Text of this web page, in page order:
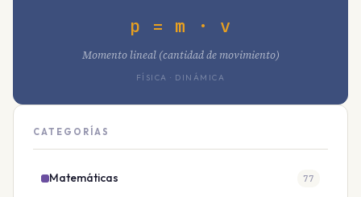
p = m · v
Momento lineal (cantidad de movimiento)
FÍSICA · DINÁMICA
CATEGORÍAS
Matemáticas 77